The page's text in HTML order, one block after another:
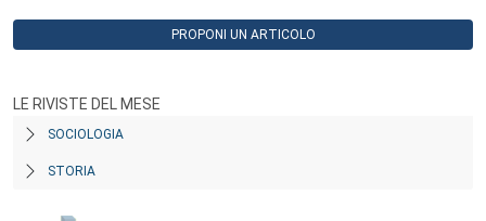
PROPONI UN ARTICOLO
LE RIVISTE DEL MESE
SOCIOLOGIA
STORIA